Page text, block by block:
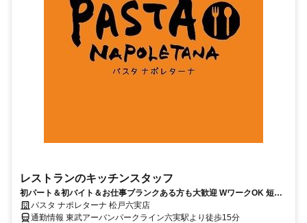
レストランのキッチンスタッフ
初パート＆初バイト＆お仕事ブランクある方も大歓迎 WワークOK 短時
間・扶養内勤務も可能
パスタ ナポレターナ 松戸六実店
通勤情報 東武アーバンパークライン六実駅より徒歩15分